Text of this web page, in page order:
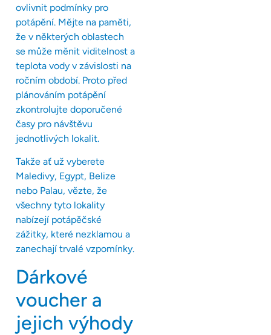
ovlivnit podmínky pro
potápění. Mějte na paměti,
že v některých oblastech
se může měnit viditelnost a
teplota vody v závislosti na
ročním období. Proto před
plánováním potápění
zkontrolujte doporučené
časy pro návštěvu
jednotlivých lokalit.
Takže ať už vyberete
Maledivy, Egypt, Belize
nebo Palau, vězte, že
všechny tyto lokality
nabízejí potápěčské
zážitky, které nezklamou a
zanechají trvalé vzpomínky.
Dárkové
voucher a
jejich výhody